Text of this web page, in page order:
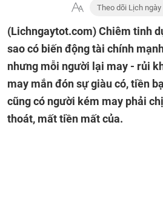
Theo dõi Lịch
(Lichngaytot.com)Chiêm tinh
sao có biến động tài chính
nhưng mỗi người lại may - rủi
may mắn đón sự giàu có, tiền
cũng có người kém may phải
thoát, mất tiền mất của.